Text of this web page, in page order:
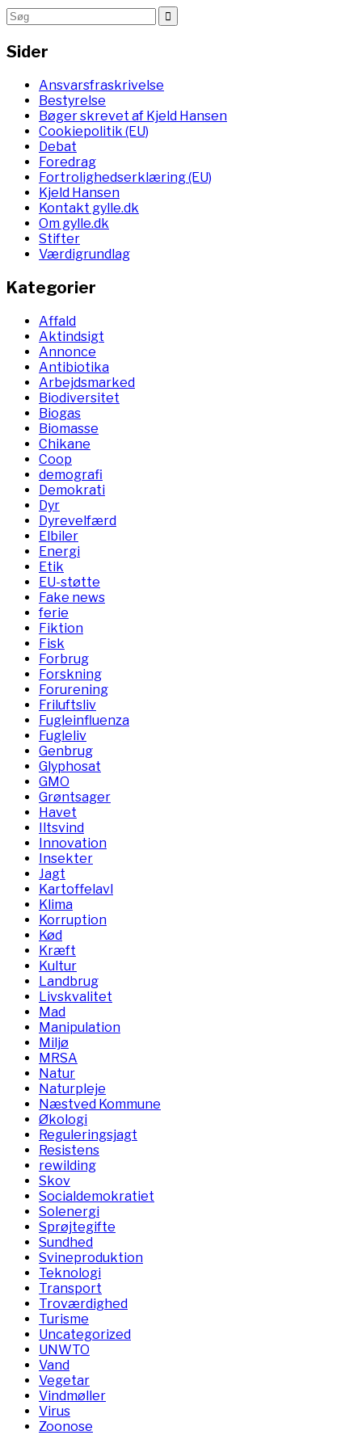
Sider
Ansvarsfraskrivelse
Bestyrelse
Bøger skrevet af Kjeld Hansen
Cookiepolitik (EU)
Debat
Foredrag
Fortrolighedserklæring (EU)
Kjeld Hansen
Kontakt gylle.dk
Om gylle.dk
Stifter
Værdigrundlag
Kategorier
Affald
Aktindsigt
Annonce
Antibiotika
Arbejdsmarked
Biodiversitet
Biogas
Biomasse
Chikane
Coop
demografi
Demokrati
Dyr
Dyrevelfærd
Elbiler
Energi
Etik
EU-støtte
Fake news
ferie
Fiktion
Fisk
Forbrug
Forskning
Forurening
Friluftsliv
Fugleinfluenza
Fugleliv
Genbrug
Glyphosat
GMO
Grøntsager
Havet
Iltsvind
Innovation
Insekter
Jagt
Kartoffelavl
Klima
Korruption
Kød
Kræft
Kultur
Landbrug
Livskvalitet
Mad
Manipulation
Miljø
MRSA
Natur
Naturpleje
Næstved Kommune
Økologi
Reguleringsjagt
Resistens
rewilding
Skov
Socialdemokratiet
Solenergi
Sprøjtegifte
Sundhed
Svineproduktion
Teknologi
Transport
Troværdighed
Turisme
Uncategorized
UNWTO
Vand
Vegetar
Vindmøller
Virus
Zoonose